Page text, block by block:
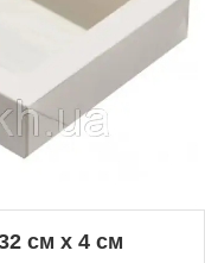
см х 4 см